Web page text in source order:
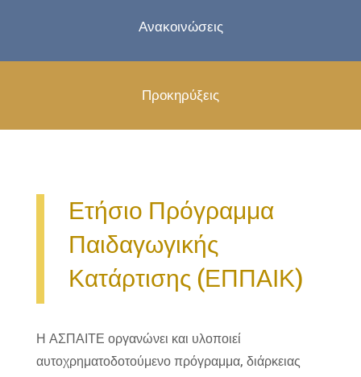
Ανακοινώσεις
Προκηρύξεις
Ετήσιο Πρόγραμμα
Παιδαγωγικής
Κατάρτισης (ΕΠΠΑΙΚ)
Η ΑΣΠΑΙΤΕ οργανώνει και υλοποιεί
αυτοχρηματοδοτούμενο πρόγραμμα, διάρκειας